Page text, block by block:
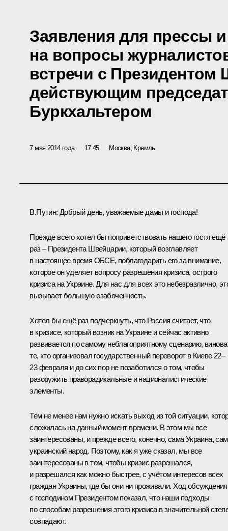
Заявления для прессы
на вопросы
встречи с Президентом
действующим
Буркхальтером
7 мая 2014 года 17:45 Москва, Кремль
В.Путин: Добрый день, уважаемые дамы и господа!
Прежде всего хотел бы поприветствовать нашего гостя ещё
раз – Президента Швейцарии, который возглавляет
в настоящее время ОБСЕ, поблагодарить его за внимание,
которое он уделяет вопросу разрешения кризиса, острого
кризиса на Украине. Для нас для всех это небезразлично,
вызывает большую озабоченность.
Хотел бы ещё раз подчеркнуть, что Россия считает, что
в кризисе, который возник на Украине и сейчас активно
развивается по самому неблагоприятному сценарию,
те, кто организовал государственный переворот в Киеве 22–
23 февраля и до сих пор не позаботился о том, чтобы
разоружить праворадикальные и националистические
элементы.
Тем не менее нам нужно искать выход из той ситуации,
сложилась на данный момент времени. В этом мы все
заинтересованы, и прежде всего, конечно, сама Украина, сам
украинский народ. Поэтому, как я уже сказал, мы все
заинтересованы в том, чтобы кризис разрешался,
и разрешался как можно быстрее, с учётом интересов всех
граждан Украины, где бы они ни проживали. Ход обсуждения
с господином Президентом показал, что наши подходы
по способам разрешения этого кризиса в значительной
совпадают.